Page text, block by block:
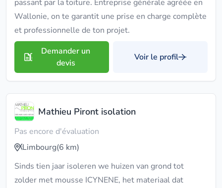
passant par la toiture. Entreprise générale agréée en
Wallonie, on te garantit une prise en charge complète
et professionnelle de ton projet.
Demander un
devis
Voir le profil
Mathieu Piront isolation
Pas encore d'évaluation
Limbourg(6 km)
Sinds tien jaar isoleren we huizen van grond tot
zolder met mousse ICYNENE, het materiaal dat